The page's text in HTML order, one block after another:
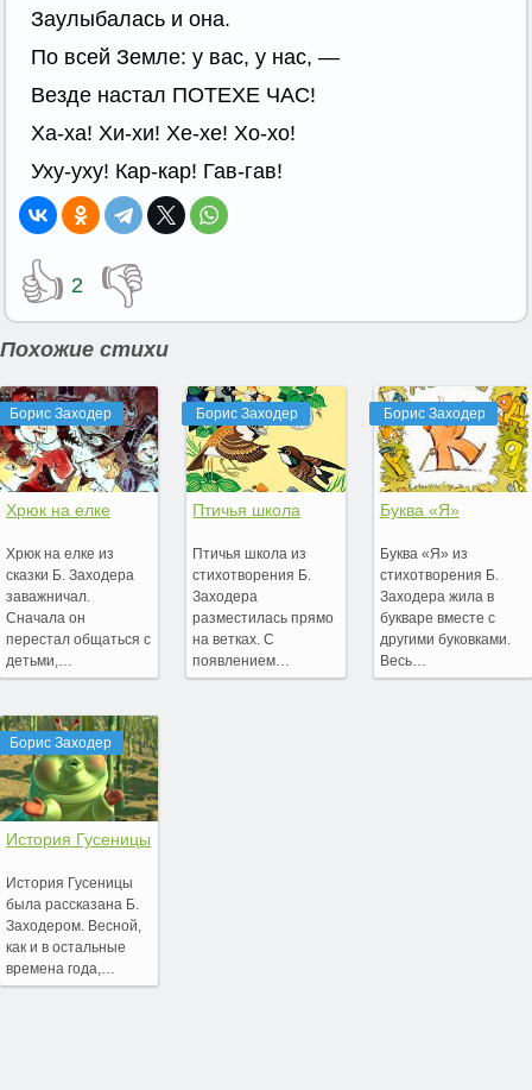
Заулыбалась и она.
По всей Земле: у вас, у нас, —
Везде настал ПОТЕХЕ ЧАС!
Ха-ха! Хи-хи! Хе-хе! Хо-хо!
Уху-уху! Кар-кар! Гав-гав!
👍 2 👎
Похожие стихи
Борис Заходер
Хрюк на елке
Хрюк на елке из
сказки Б. Заходера
заважничал.
Сначала он
перестал общаться с
детьми,…
Борис Заходер
История Гусеницы
История Гусеницы
была рассказана Б.
Заходером. Весной,
как и в остальные
времена года,…
Борис Заходер
Птичья школа
Птичья школа из
стихотворения Б.
Заходера
разместилась прямо
на ветках. С
появлением…
Борис Заходер
Буква «Я»
Буква «Я» из
стихотворения Б.
Заходера жила в
букваре вместе с
другими буковками.
Весь…